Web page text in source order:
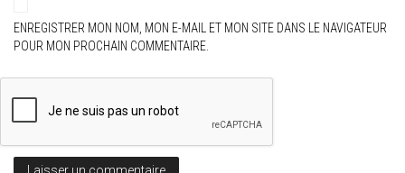
ENREGISTRER MON NOM, MON E-MAIL ET MON SITE DANS LE NAVIGATEUR
POUR MON PROCHAIN COMMENTAIRE.